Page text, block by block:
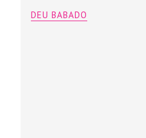
DEU BABADO